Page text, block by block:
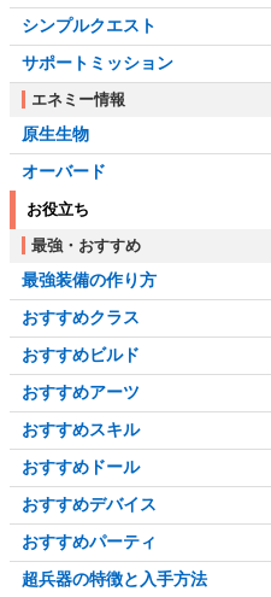
シンプルクエスト
サポートミッション
エネミー情報
原生生物
オーバード
お役立ち
最強・おすすめ
最強装備の作り方
おすすめクラス
おすすめビルド
おすすめアーツ
おすすめスキル
おすすめドール
おすすめデバイス
おすすめパーティ
超兵器の特徴と入手方法